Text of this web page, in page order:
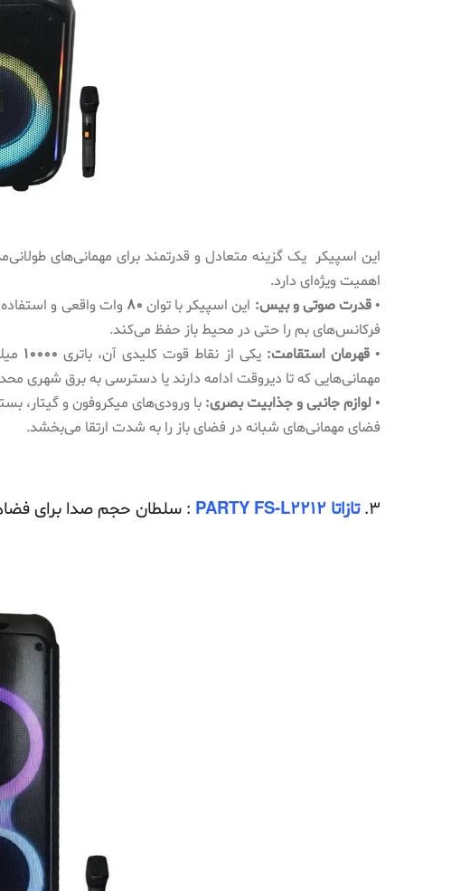
این اسپیکر یک گزینه متعادل و قدرتمند برای مهمانی‌های
اهمیت ویژه‌ای دارد.
• قدرت صوتی و بیس: این اسپیکر با توان 80 وات واقعی و
فرکانس‌های بم را حتی در محیط باز حفظ می‌کند.
• قهرمان استقامت:یکی از نقاط قوت کلیدی آن، باتری 10000
مهمانی‌هایی که تا دیروقت ادامه دارند یا دسترسی به برق شهری
• لوازم جانبی و جذابیت بصری: با ورودی‌های میکروفون و گیتار،
فضای مهمانی‌های شبانه در فضای باز را به شدت ارتقا می‌بخشد.
3. تازاتا PARTY FS-L2212 : سلطان حجم صدا برای